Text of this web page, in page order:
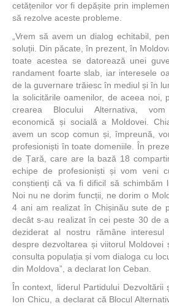
cetățenilor vor fi depășite prin
să rezolve aceste probleme.
„Vrem să avem un dialog echitabil,
soluții. Din păcate, în prezent, în
toate acestea se datorează unei
randament foarte slab, iar interesele
de la guvernare trăiesc în mediul și în
la solicitările oamenilor, de aceea noi,
crearea Blocului Alternativa,
economică și socială a Moldovei.
avem un scop comun și, împreună,
profesioniști în toate domeniile. În
de Țară, care are la bază 18
echipe de profesioniști și vom veni
conștienți că va fi dificil să schimbăm
Noi nu ne dorim funcții, ne dorim o
4 ani am realizat în Chișinău sute de
decât s-au realizat în cei peste 30 de
deziderat al nostru rămâne interesul
despre dezvoltarea și viitorul Moldovei
consulta populația și vom dialoga cu
din Moldova”, a declarat Ion Ceban.
În context, liderul Partidului Dezvoltării
Ion Chicu, a declarat că Blocul